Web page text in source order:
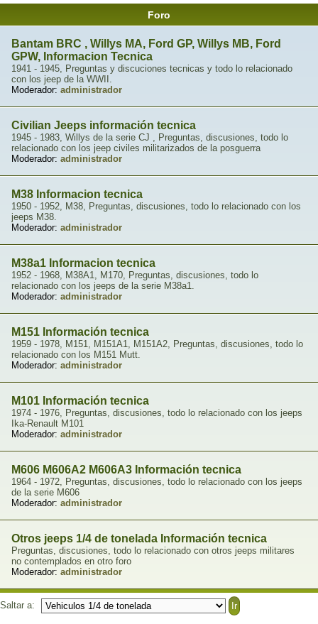
Foro
Bantam BRC , Willys MA, Ford GP, Willys MB, Ford
GPW, Informacion Tecnica
1941 - 1945, Preguntas y discuciones tecnicas y todo lo relacionado
con los jeep de la WWII.
Moderador: administrador
Civilian Jeeps información tecnica
1945 - 1983, Willys de la serie CJ , Preguntas, discusiones, todo lo
relacionado con los jeep civiles militarizados de la posguerra
Moderador: administrador
M38 Informacion tecnica
1950 - 1952, M38, Preguntas, discusiones, todo lo relacionado con los
jeeps M38.
Moderador: administrador
M38a1 Informacion tecnica
1952 - 1968, M38A1, M170, Preguntas, discusiones, todo lo
relacionado con los jeeps de la serie M38a1.
Moderador: administrador
M151 Información tecnica
1959 - 1978, M151, M151A1, M151A2, Preguntas, discusiones, todo lo
relacionado con los M151 Mutt.
Moderador: administrador
M101 Información tecnica
1974 - 1976, Preguntas, discusiones, todo lo relacionado con los jeeps
Ika-Renault M101
Moderador: administrador
M606 M606A2 M606A3 Información tecnica
1964 - 1972, Preguntas, discusiones, todo lo relacionado con los jeeps
de la serie M606
Moderador: administrador
Otros jeeps 1/4 de tonelada Información tecnica
Preguntas, discusiones, todo lo relacionado con otros jeeps militares
no contemplados en otro foro
Moderador: administrador
Saltar a: